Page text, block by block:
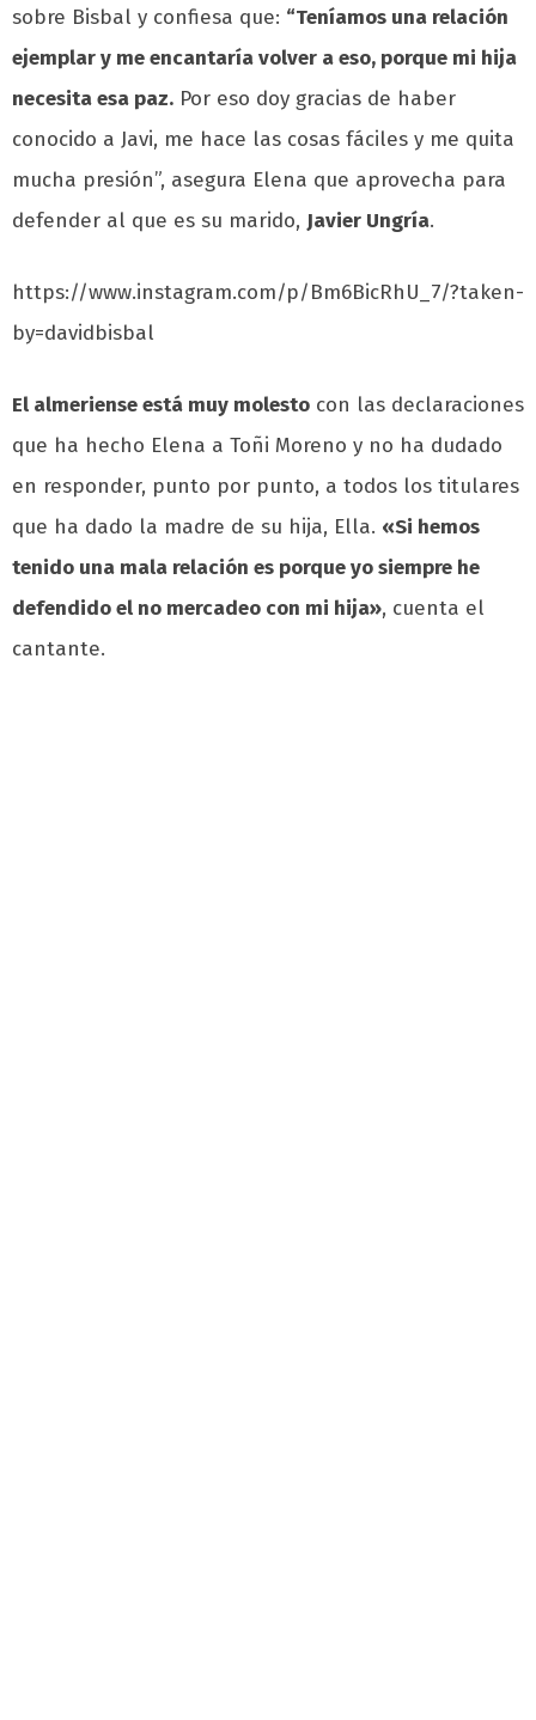
sobre Bisbal y confiesa que: “Teníamos una relación
ejemplar y me encantaría volver a eso, porque mi hija
necesita esa paz. Por eso doy gracias de haber
conocido a Javi, me hace las cosas fáciles y me quita
mucha presión”, asegura Elena que aprovecha para
defender al que es su marido, Javier Ungría.
https://www.instagram.com/p/Bm6BicRhU_7/?taken-
by=davidbisbal
El almeriense está muy molesto con las declaraciones
que ha hecho Elena a Toñi Moreno y no ha dudado
en responder, punto por punto, a todos los titulares
que ha dado la madre de su hija, Ella. «Si hemos
tenido una mala relación es porque yo siempre he
defendido el no mercadeo con mi hija», cuenta el
cantante.